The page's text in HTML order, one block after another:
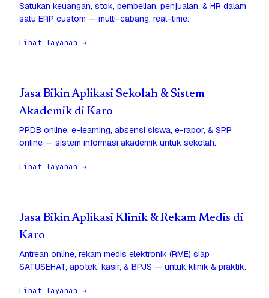
Satukan keuangan, stok, pembelian, penjualan, & HR dalam
satu ERP custom — multi-cabang, real-time.
Lihat layanan →
Jasa Bikin Aplikasi Sekolah & Sistem
Akademik di Karo
PPDB online, e-learning, absensi siswa, e-rapor, & SPP
online — sistem informasi akademik untuk sekolah.
Lihat layanan →
Jasa Bikin Aplikasi Klinik & Rekam Medis di
Karo
Antrean online, rekam medis elektronik (RME) siap
SATUSEHAT, apotek, kasir, & BPJS — untuk klinik & praktik.
Lihat layanan →